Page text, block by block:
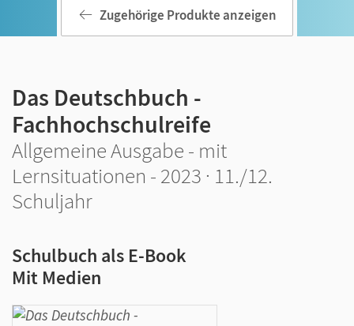
Zugehörige Produkte anzeigen
Das Deutschbuch -
Fachhochschulreife
Allgemeine Ausgabe - mit
Lernsituationen - 2023 · 11./12.
Schuljahr
Schulbuch als E-Book
Mit Medien